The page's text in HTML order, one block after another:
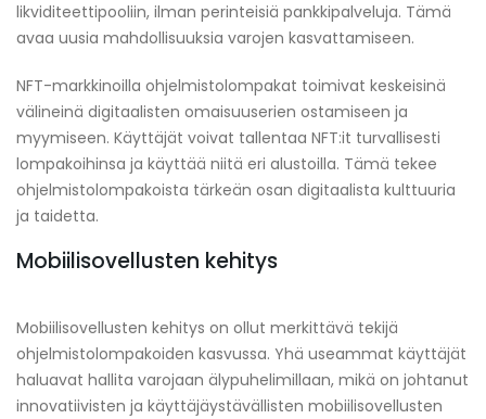
likviditeettipooliin, ilman perinteisiä pankkipalveluja. Tämä
avaa uusia mahdollisuuksia varojen kasvattamiseen.
NFT-markkinoilla ohjelmistolompakat toimivat keskeisinä
välineinä digitaalisten omaisuuserien ostamiseen ja
myymiseen. Käyttäjät voivat tallentaa NFT:it turvallisesti
lompakoihinsa ja käyttää niitä eri alustoilla. Tämä tekee
ohjelmistolompakoista tärkeän osan digitaalista kulttuuria
ja taidetta.
Mobiilisovellusten kehitys
Mobiilisovellusten kehitys on ollut merkittävä tekijä
ohjelmistolompakoiden kasvussa. Yhä useammat käyttäjät
haluavat hallita varojaan älypuhelimillaan, mikä on johtanut
innovatiivisten ja käyttäjäystävällisten mobiilisovellusten